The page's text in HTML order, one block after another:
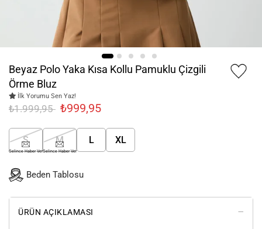
Beyaz Polo Yaka Kısa Kollu Pamuklu Çizgili
Örme Bluz
İlk Yorumu Sen Yaz!
₺1.999,95 ₺999,95
S
Gelince Haber Ver
M
Gelince Haber Ver
L XL
Beden Tablosu
ÜRÜN AÇIKLAMASI